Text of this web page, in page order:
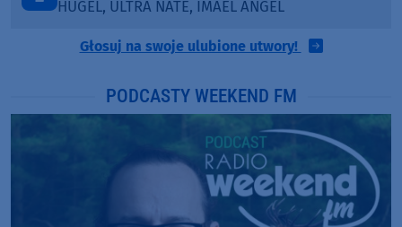
SANAH
Głosuj na swoje ulubione utwory!
PODCASTY WEEKEND FM